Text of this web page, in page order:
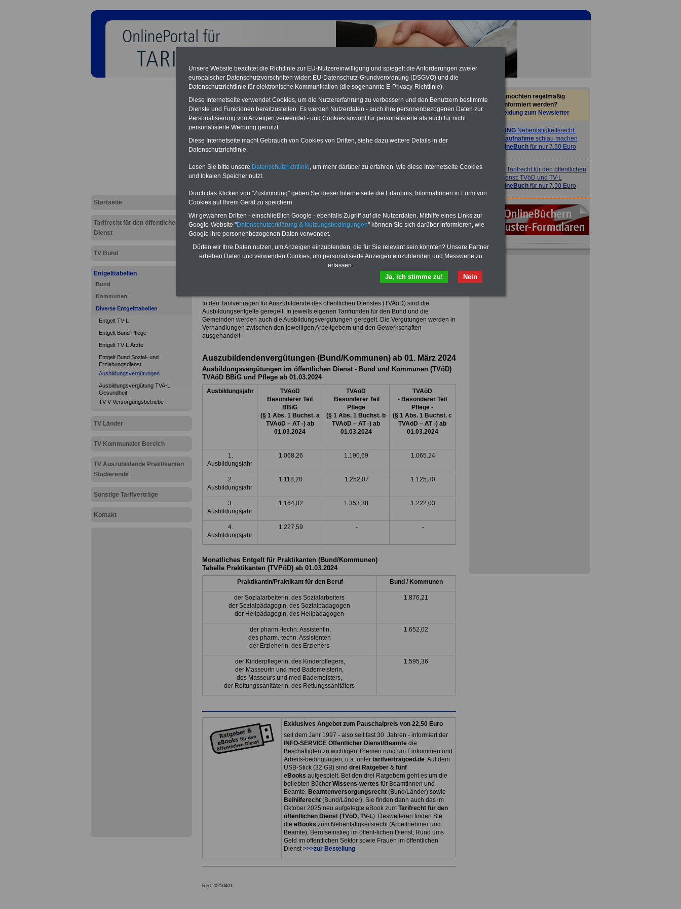
Startseite
Tarifrecht für den öffentlichen
Dienst
TV Bund
Entgelttabellen
Bund
Kommunen
Diverse Entgelttabellen
Entgelt TV-L
Entgelt Bund Pflege
Entgelt TV-L Ärzte
Entgelt Bund Sozial- und
Erziehungsdienst
Ausbildungsvergütungen
Ausbildungsvergütung TVA-L
Gesundheit
TV-V Versorgungsbetriebe
TV Länder
TV Kommunaler Bereich
TV Auszubildende Praktikanten
Studierende
Sonstige Tarifverträge
Kontakt
(html)
Neu aufgelegt: Oktober 2025 PDF-SERVICE nur 15 Euro
Monaten bleiben Sie in den
finden im PortalPDF-SERVICEauch
daseBook Tarifrecht öffentlicher
herunterladen, lesen und
ausdrucken.Mehr Infos
In den Tarifverträgen für Auszubildende des öffentlichen Dienstes (TVAöD) sind die
Ausbildungsentgelte geregelt. In jeweils eigenen Tarifrunden für den Bund und die
Gemeinden werden auch die Ausbildungsvergütungen geregelt. Die Vergütungen werden in
Verhandlungen zwischen den jeweiligen Arbeitgebern und den Gewerkschaften
ausgehandelt.
Auszubildendenvergütungen (Bund/Kommunen) ab 01. März 2024
Ausbildungsvergütungen im öffentlichen Dienst - Bund und Kommunen (TVöD)
TVAöD BBiG und Pflege ab 01.03.2024
Ausbildungsjahr
TVAöD
Besonderer Teil
BBiG
(§ 1 Abs. 1 Buchst. a
TVAöD – AT -) ab
01.03.2024
TVAöD
Besonderer Teil
Pflege
(§ 1 Abs. 1 Buchst. b
TVAöD – AT -) ab
01.03.2024
TVAöD
- Besonderer Teil
Pflege -
(§ 1 Abs. 1 Buchst. c
TVAöD – AT -) ab
01.03.2024
1.
Ausbildungsjahr
1.068,26 1.190,69 1.065.24
2.
Ausbildungsjahr
1.118,20 1.252,07 1.125,30
3.
Ausbildungsjahr
1.164,02 1.353,38 1.222,03
4.
Ausbildungsjahr
1.227,59 - -
Monatliches Entgelt für Praktikanten (Bund/Kommunen)
Tabelle Praktikanten (TVPöD) ab 01.03.2024
Praktikantin/Praktikant für den Beruf Bund / Kommunen
der Sozialarbeiterin, des Sozialarbeiters
der Sozialpädagogin, des Sozialpädagogen
der Heilpädagogin, des Heilpädagogen
1.876,21
der pharm.-techn. Assistentin,
des pharm.-techn. Assistenten
der Erzieherin, des Erziehers
1.652,02
der Kinderpflegerin, des Kinderpflegers,
der Masseurin und med Bademeisterin,
des Masseurs und med Bademeisters,
der Rettungssanitäterin, des Rettungssanitäters
1.595,36
Exklusives Angebot zum Pauschalpreis von 22,50 Euro
seit dem Jahr 1997 - also seit fast 30 Jahren - informiert der
INFO-SERVICE Öffentlicher Dienst/Beamtedie
Beschäftigten zu wichtigen Themen rund um Einkommen und
Arbeits-bedingungen, u.a. unter tarifvertragoed.de. Auf dem
USB-Stick (32 GB) sind drei Ratgeber& fünf
eBooks aufgespielt. Bei den drei Ratgebern geht es um die
beliebten Bücher Wissens-wertes für Beamtinnen und
Beamte, Beamtenversorgungsrecht(Bund/Länder) sowie
Beihilferecht(Bund/Länder). Sie finden dann auch das im
Oktober 2025 neu aufgelegte eBook zum Tarifrecht für den
öffentlichen Dienst (TVöD, TV-L). Desweiteren finden Sie
die eBooks zum Nebentätigkeitsrecht (Arbeitnehmer und
Beamte), Berufseinstieg im öffent-lichen Dienst, Rund ums
Geld im öffentlichen Sektor sowie Frauen im öffentlichen
Dienst>>>zur Bestellung
Red 20250401
Sie möchten regelmäßig
informiert werden?
Anmeldung zum Newsletter
ACHTUNG Nebentätigkeitsrecht:
vor Jobaufnahmeschlau machen
OnlineBuch für nur 7,50 Euro
ACHTUNG
Tarifrecht für den öffentlichen
Dienst: TVöD und TV-L
OnlineBuch für nur 7,50 Euro
Unsere Website beachtet die Richtlinie zur EU-Nutzereinwilligung und spiegelt die Anforderungen zweier
europäischer Datenschutzvorschriften wider: EU-Datenschutz-Grundverordnung (DSGVO) und die
Datenschutzrichtlinie für elektronische Kommunikation (die sogenannte E-Privacy-Richtlinie).
Diese Internetseite verwendet Cookies, um die Nutzererfahrung zu verbessern und den Benutzern bestimmte
Dienste und Funktionen bereitzustellen. Es werden Nutzerdaten - auch ihre personenbezogenen Daten zur
Personalisierung von Anzeigen verwendet - und Cookies sowohl für personalisierte als auch für nicht
personalisierte Werbung genutzt.
Diese Internetseite macht Gebrauch von Cookies von Dritten, siehe dazu weitere Details in der
Datenschutzrichtlinie.
Lesen Sie bitte unsere Datenschutzrichtlinie , um mehr darüber zu erfahren, wie diese Internetseite Cookies
und lokalen Speicher nutzt.
Durch das Klicken von "Zustimmung" geben Sie dieser Internetseite die Erlaubnis, Informationen in Form von
Cookies auf Ihrem Gerät zu speichern.
Wir gewähren Dritten - einschließlich Google - ebenfalls Zugriff auf die Nutzerdaten. Mithilfe eines Links zur
Google-Website "Datenschutzerklärung & Nutzungsbedingungen" können Sie sich darüber informieren, wie
Google ihre personenbezogenen Daten verwendet.
Dürfen wir Ihre Daten nutzen, um Anzeigen einzublenden, die für Sie relevant sein könnten? Unsere Partner
erheben Daten und verwenden Cookies, um personalisierte Anzeigen einzublenden und Messwerte zu
erfassen.
Nein
Ja, ich stimme zu!